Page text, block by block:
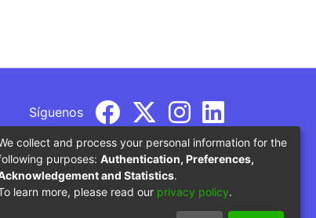
Síguenos
parte del Ministerio de Educación
collect and process your personal information for the
purposes: Authentication, Preferences,
and Statistics.
learn more, please read our privacy policy.